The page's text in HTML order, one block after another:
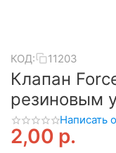
КОД: 11203
Клапан
резиновым
Написать
2,00 р.